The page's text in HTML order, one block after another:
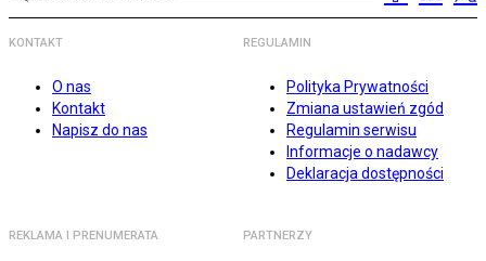
KONTAKT
O nas
Kontakt
Napisz do nas
REGULAMIN
Polityka Prywatności
Zmiana ustawień zgód
Regulamin serwisu
Informacje o nadawcy
Deklaracja dostępności
REKLAMA I PRENUMERATA PARTNERZY